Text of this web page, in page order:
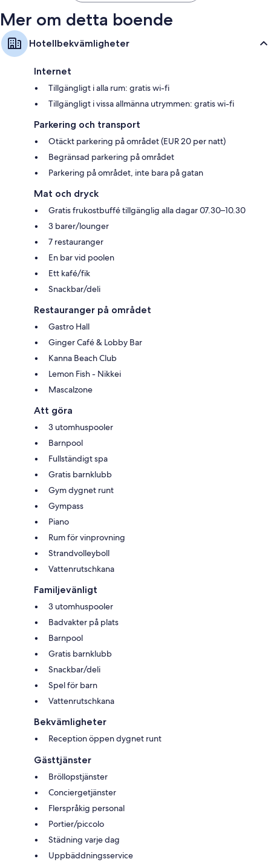
Mer om detta boende
Hotellbekvämligheter
Internet
Tillgängligt i alla rum: gratis wi-fi
Tillgängligt i vissa allmänna utrymmen: gratis wi-fi
Parkering och transport
Otäckt parkering på området (EUR 20 per natt)
Begränsad parkering på området
Parkering på området, inte bara på gatan
Mat och dryck
Gratis frukostbuffé tillgänglig alla dagar 07.30–10.30
3 barer/lounger
7 restauranger
En bar vid poolen
Ett kafé/fik
Snackbar/deli
Restauranger på området
Gastro Hall
Ginger Café & Lobby Bar
Kanna Beach Club
Lemon Fish - Nikkei
Mascalzone
Att göra
3 utomhuspooler
Barnpool
Fullständigt spa
Gratis barnklubb
Gym dygnet runt
Gympass
Piano
Rum för vinprovning
Strandvolleyboll
Vattenrutschkana
Familjevänligt
3 utomhuspooler
Badvakter på plats
Barnpool
Gratis barnklubb
Snackbar/deli
Spel för barn
Vattenrutschkana
Bekvämligheter
Reception öppen dygnet runt
Gästtjänster
Bröllopstjänster
Conciergetjänster
Flerspråkig personal
Portier/piccolo
Städning varje dag
Uppbäddningsservice